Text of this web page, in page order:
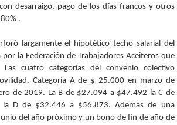
desarraigo, pago de los días francos y otros
.
largamente el hipotético techo salarial del
la Federación de Trabajadores Aceiteros que
Las cuatro categorías del convenio colectivo
Categoría A de $ 25.000 en marzo de
de 2019. La B de $27.094 a $47.492 la C de
D de $32.446 a $56.873. Además de una
del año próximo y un bono de fin de año de